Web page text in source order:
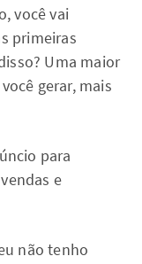
você vai
primeiras
Uma maior
gerar, mais
para
e
não tenho